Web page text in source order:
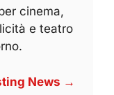
cinema,
e teatro
News →